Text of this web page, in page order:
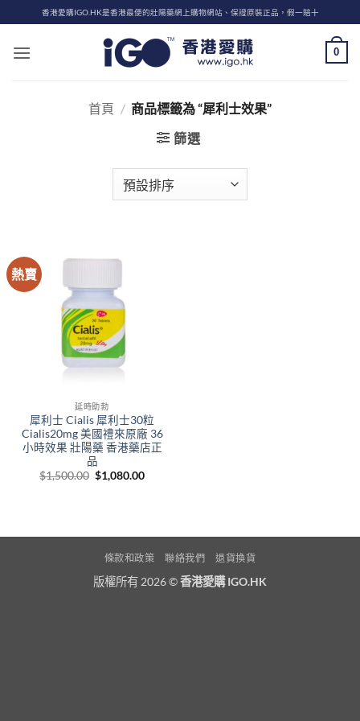
to
content
香港愛購IGO.HK是香港最便的壯陽藥網上購物網站、保證原裝正品，假一賠十
0
首頁 / 商品標籤為 “犀利士效果”
篩選
熱賣
延時助勃
犀利士 Cialis 犀利士30粒
Cialis20mg 美國禮來原廠 36
小時效果 壯陽藥 香港藥店正
品
$1,500.00 Original
price
$1,080.00Current
條款和政策 聯絡我們 退貨換貨
版權所有 2026 ©香港愛購 IGO.HK